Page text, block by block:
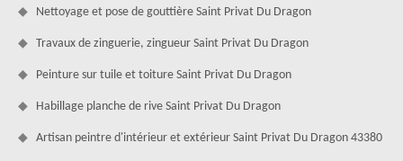
Nettoyage et pose de gouttière Saint Privat Du Dragon
Travaux de zinguerie, zingueur Saint Privat Du Dragon
Peinture sur tuile et toiture Saint Privat Du Dragon
Habillage planche de rive Saint Privat Du Dragon
Artisan peintre d'intérieur et extérieur Saint Privat Du Dragon 43380